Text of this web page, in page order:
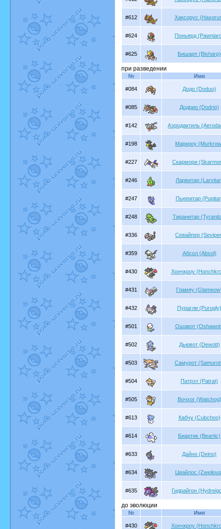
#612 Хаксорус
#624 Поньярд
#625 Бишарп (Bisharp)
при разведении
№ Имя
#084 Додо (Doduo)
#085 Додрио (Dodrio)
#142 Аэродактиль
#198 Маркроу
#227 Скармори
#246 Ларвитар
#247 Пьюпитар
#248 Тиранитар
#336 Севайпер
#359 Абсол (Absol)
#430 Хончкроу
#431 Гламяу
#432 Пурагли (Purugly)
#501 Ошавот
#502 Дьювот (Dewott)
#503 Самурот
#504 Патрэт (Patrat)
#505 Вочхог (Watchog)
#613 Кабчу (Cubchoo)
#614 Биартик (Beartic)
#633 Дайно (Deino)
#634 Цвайлос
#635 Гидрайгон
до эволюции
№ Имя
#430 Хончкроу